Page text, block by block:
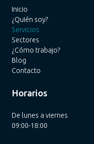
Inicio
¿Quién soy?
Servicios
Sectores
¿Cómo trabajo?
Blog
Contacto
Horarios
De lunes a viernes
09:00-18:00